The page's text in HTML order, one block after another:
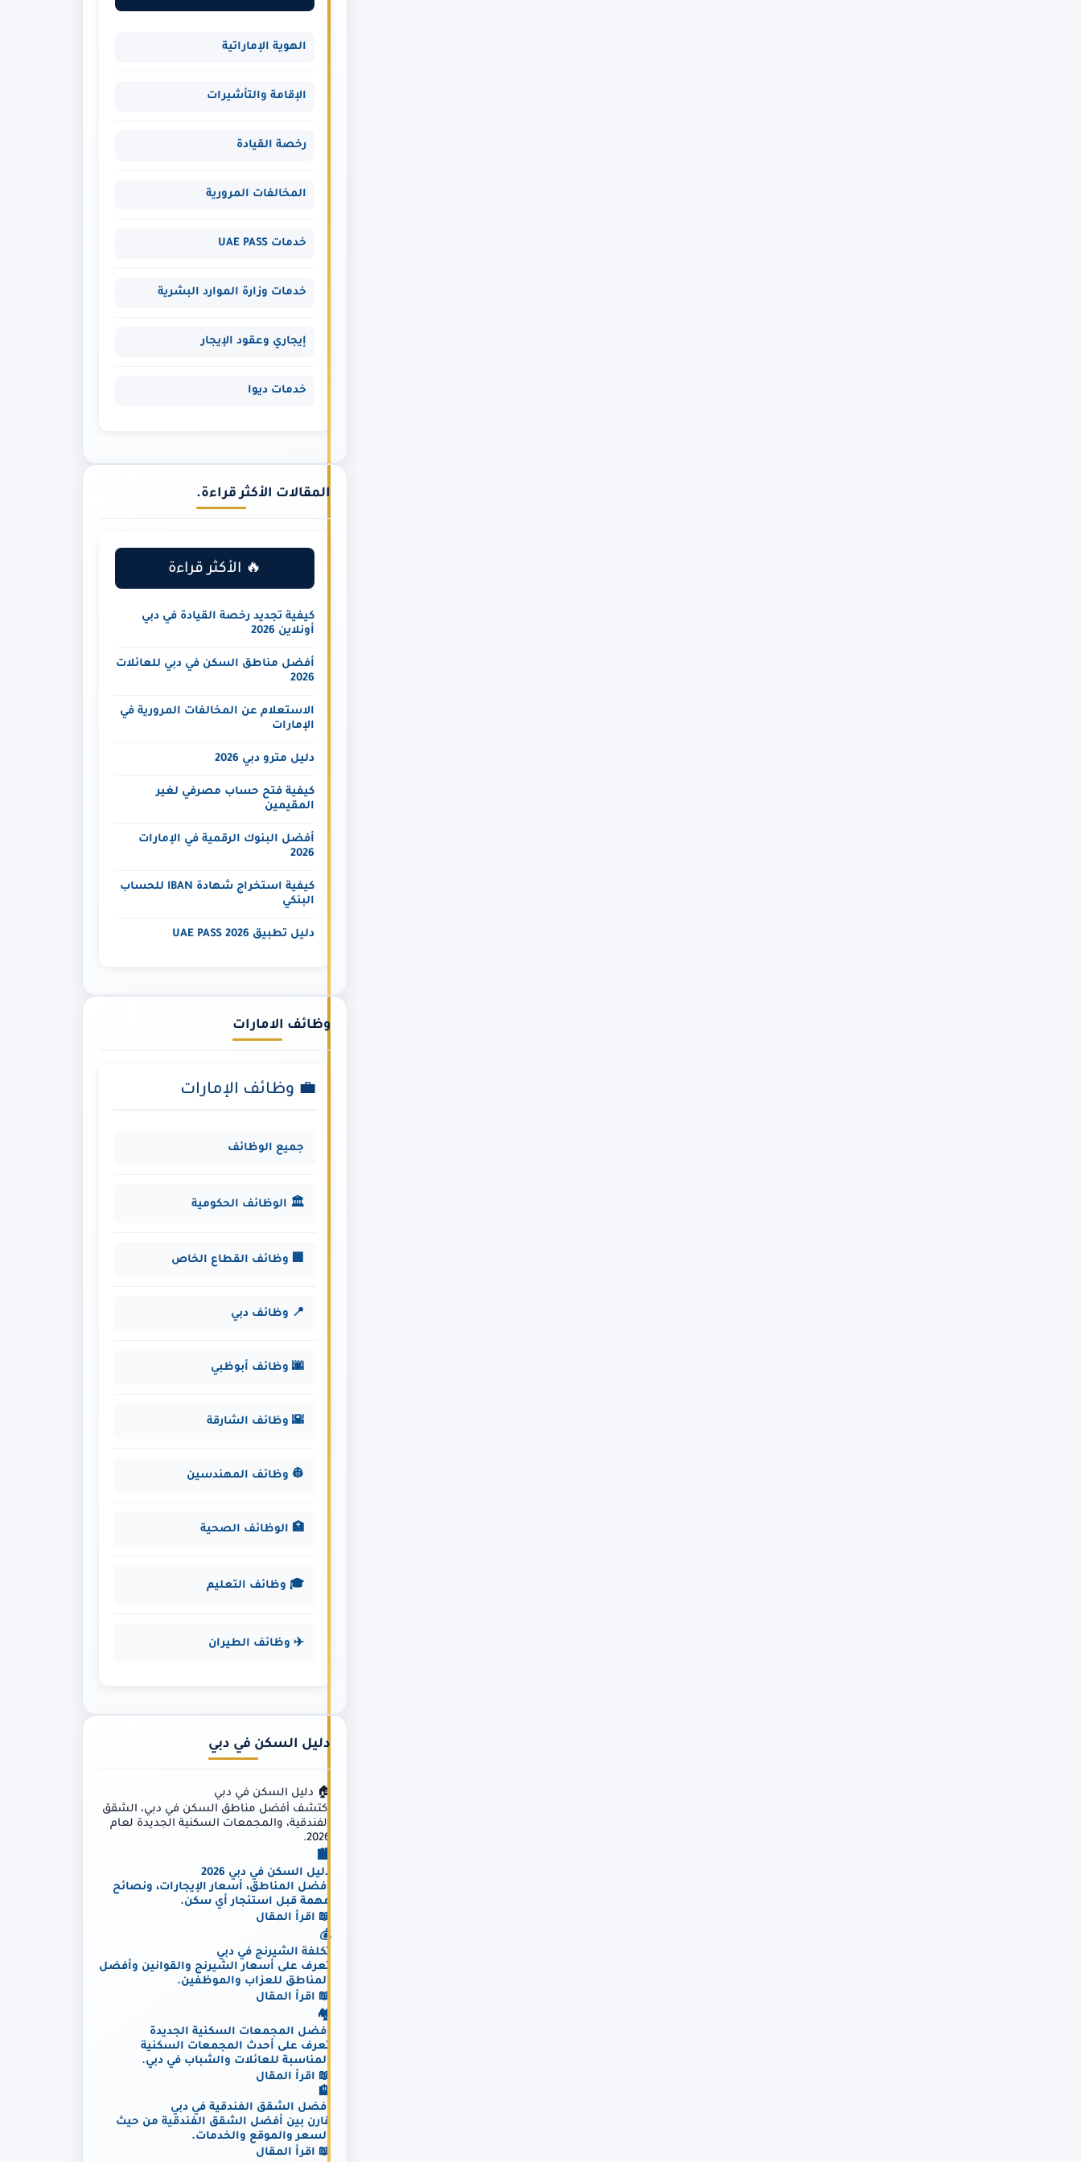
الهوية الإماراتية
الإقامة والتأشيرات
رخصة القيادة
المخالفات المرورية
خدمات UAE PASS
خدمات وزارة الموارد البشرية
إيجاري وعقود الإيجار
خدمات ديوا
المقالات الأكثر قراءة.
🔥 الأكثر قراءة
كيفية تجديد رخصة القيادة في دبي
أونلاين 2026
أفضل مناطق السكن في دبي للعائلات
2026
الاستعلام عن المخالفات المرورية في
الإمارات
دليل مترو دبي 2026
كيفية فتح حساب مصرفي لغير
المقيمين
أفضل البنوك الرقمية في الإمارات
2026
كيفية استخراج شهادة IBAN للحساب
البنكي
دليل تطبيق UAE PASS 2026
وظائف الامارات
💼 وظائف الإمارات
جميع الوظائف
🏛️ الوظائف الحكومية
🏢 وظائف القطاع الخاص
📍 وظائف دبي
🌆 وظائف أبوظبي
🌇 وظائف الشارقة
👷 وظائف المهندسين
🏥 الوظائف الصحية
🎓 وظائف التعليم
✈️ وظائف الطيران
دليل السكن في دبي
🏠 دليل السكن في دبي
اكتشف أفضل مناطق السكن في دبي، الشقق
الفندقية، والمجمعات السكنية الجديدة لعام
2026.
🏙️
دليل السكن في دبي 2026
أفضل المناطق، أسعار الإيجارات، ونصائح
مهمة قبل استئجار أي سكن.
📖 اقرأ المقال
💰
تكلفة الشيرنج في دبي
تعرف على أسعار الشيرنج والقوانين وأفضل
المناطق للعزاب والموظفين.
📖 اقرأ المقال
🏘️
أفضل المجمعات السكنية الجديدة
تعرف على أحدث المجمعات السكنية
المناسبة للعائلات والشباب في دبي.
📖 اقرأ المقال
🏨
أفضل الشقق الفندقية في دبي
قارن بين أفضل الشقق الفندقية من حيث
السعر والموقع والخدمات.
📖 اقرأ المقال